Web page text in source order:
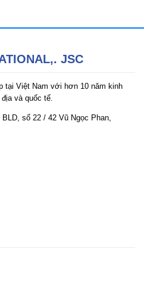
JSC
tại Việt Nam với hơn 10 năm kinh
và quốc tế.
số 22 / 42 Vũ Ngọc Phan,